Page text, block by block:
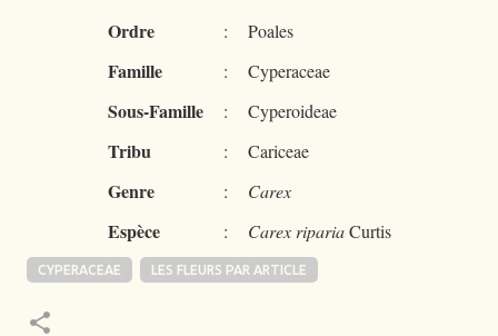
Ordre : Poales
Famille : Cyperaceae
Sous-Famille : Cyperoideae
Tribu : Cariceae
Genre : Carex
Espèce : Carex ripariaCurtis
CYPERACEAE LES FLEURS PAR ARTICLE